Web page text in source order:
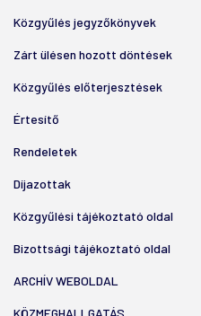
Közgyűlés jegyzőkönyvek
Zárt ülésen hozott döntések
Közgyűlés előterjesztések
Értesítő
Rendeletek
Díjazottak
Közgyűlési tájékoztató oldal
Bizottsági tájékoztató oldal
ARCHÍV WEBOLDAL